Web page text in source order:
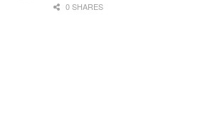
0 SHARES